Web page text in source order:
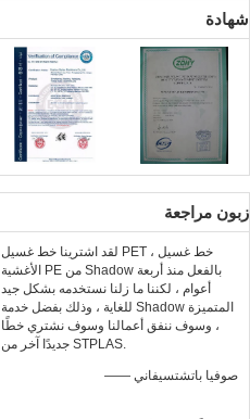
شهادة
زبون مراجعة
لقد اشترينا خط غسيل PET ، خط غسيل
الأغشية PE من Shadow بالفعل منذ أربعة
أعوام ، لكننا ما زلنا نستخدمه بشكل جيد
للغاية ، وذلك بفضل خدمة Shadow المتميزة
، وسوف ننفق أعمالنا وسوف نشتري خطًا
جديدًا آخر من STPLAS.
—— صوفيا باتشتسيفاني